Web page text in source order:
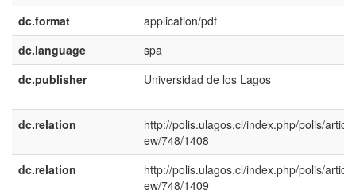
dc.format
application/pdf
dc.language
spa
dc.publisher
Universidad de los Lagos
dc.relation
http://polis.ulagos.cl/index.php/polis/
ew/748/1408
dc.relation
http://polis.ulagos.cl/index.php/polis/
ew/748/1409